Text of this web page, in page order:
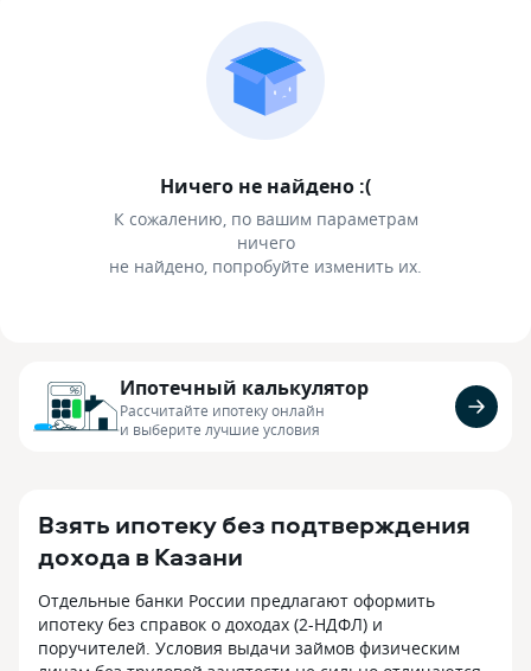
Ничего не найдено :(
К сожалению, по вашим параметрам
ничего
не найдено, попробуйте изменить их.
Ипотечный калькулятор
Рассчитайте ипотеку онлайн
и выберите лучшие условия
Взять ипотеку без подтверждения
дохода в Казани
Отдельные банки России предлагают оформить
ипотеку без справок о доходах (2-НДФЛ) и
поручителей. Условия выдачи займов физическим